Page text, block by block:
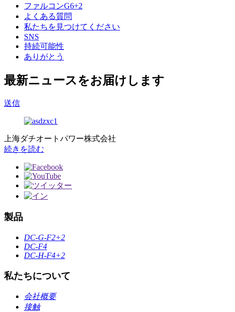
ファルコンG6+2
よくある質問
私たちを見つけてください
SNS
持続可能性
ありがとう
最新ニュースをお届けします
送信
上海ダチオートパワー株式会社
続きを読む
製品
DC-G-F2+2
DC-F4
DC-H-F4+2
私たちについて
会社概要
接触